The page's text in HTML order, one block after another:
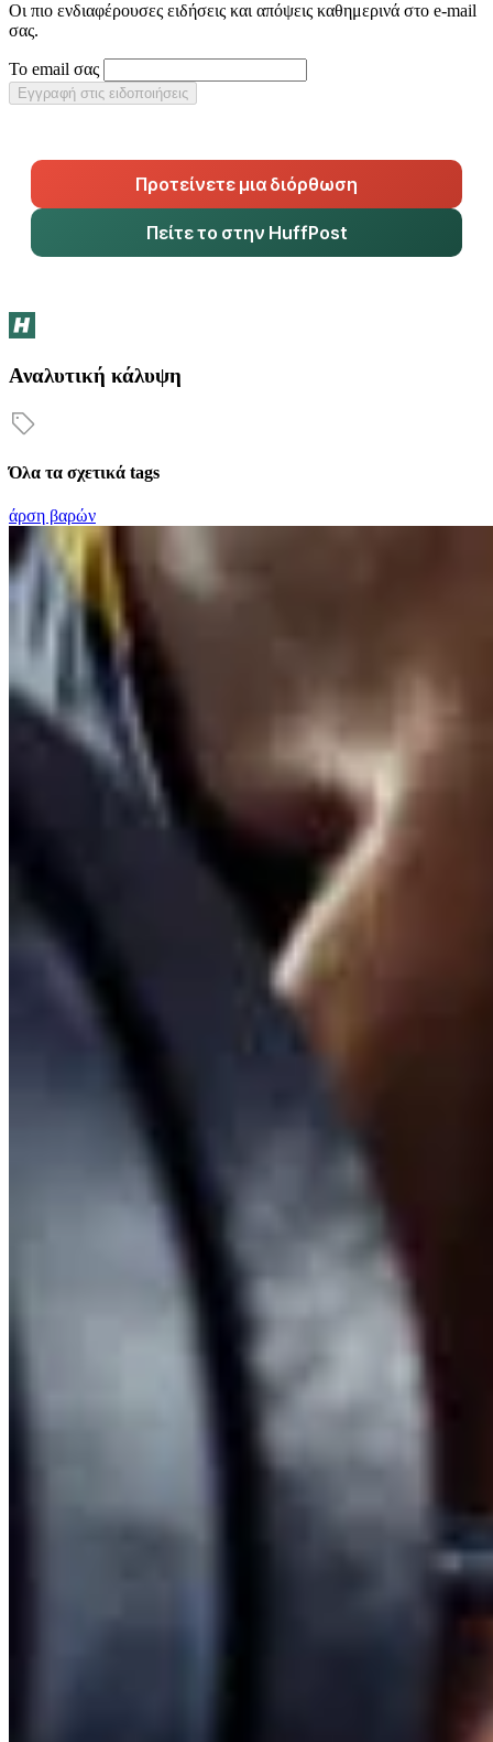
Οι πιο ενδιαφέρουσες ειδήσεις και απόψεις καθημερινά στο e-mail
σας.
Το email σας
Εγγραφή στις ειδοποιήσεις
Προτείνετε μια διόρθωση
Πείτε το στην HuffPost
Αναλυτική κάλυψη
Όλα τα σχετικά tags
άρση βαρών